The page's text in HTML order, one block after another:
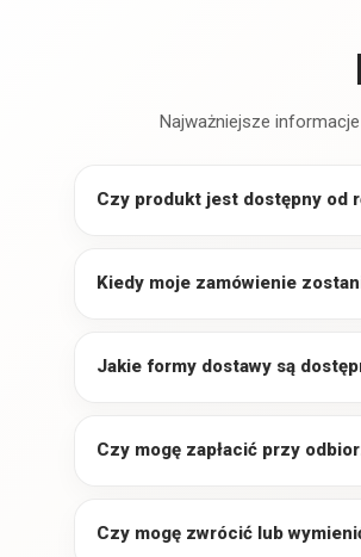
Najważniejsze
Czy produkt jest dostępny od
Kiedy moje zamówienie
Jakie formy dostawy są
Czy mogę zapłacić przy
Czy mogę zwrócić lub